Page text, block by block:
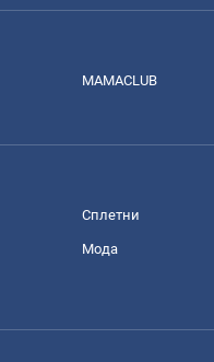
MAMACLUB
Сплетни
Мода